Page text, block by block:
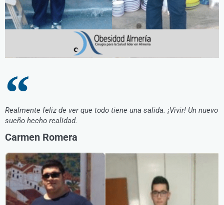
Realmente feliz de ver que todo tiene una salida. ¡Vivir! Un nuevo
sueño hecho realidad.
Carmen Romera